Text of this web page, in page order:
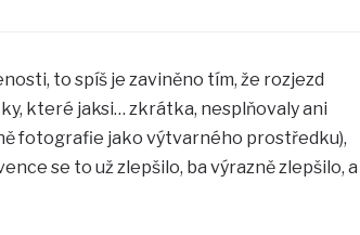
to spíš je zaviněno tím, že rozjezd
které jaksi… zkrátka, nesplňovaly ani
fotografie jako výtvarného prostředku),
se to už zlepšilo, ba výrazně zlepšilo, a